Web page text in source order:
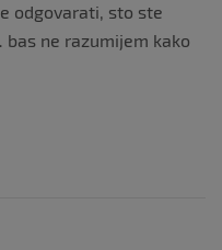
odgovarati, sto ste
ne razumijem kako